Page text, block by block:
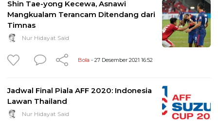
Shin Tae-yong Kecewa, Asnawi
Mangkualam Terancam Ditendang dari
Timnas
Nur Hidayat Said
Bola - 27 Desember 2021 16:52
Jadwal Final Piala AFF 2020: Indonesia
Lawan Thailand
Nur Hidayat Said